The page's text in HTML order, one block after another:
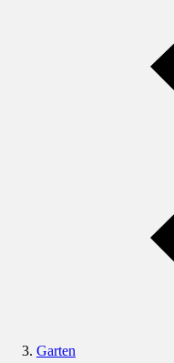
Garten